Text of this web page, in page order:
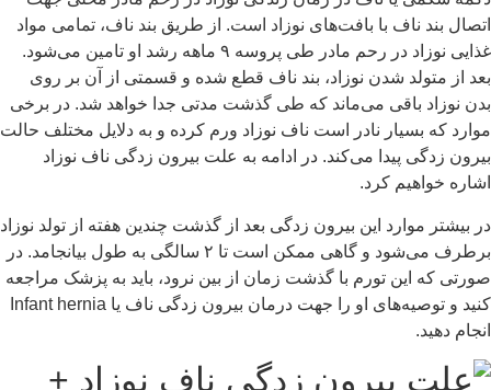
اتصال بند ناف با بافت‌های نوزاد است. از طریق بند ناف، تمامی مواد
غذایی نوزاد در رحم مادر طی پروسه ۹ ماهه رشد او تامین می‌شود.
بعد از متولد شدن نوزاد، بند ناف قطع شده و قسمتی از آن بر روی
بدن نوزاد باقی می‌ماند که طی گذشت مدتی جدا خواهد شد. در برخی
موارد که بسیار نادر است ناف نوزاد ورم‌ کرده و به دلایل مختلف حالت
بیرون ‌زدگی پیدا می‌کند. در ادامه به علت بیرون زدگی ناف نوزاد
اشاره خواهیم کرد.
در بیشتر موارد این بیرون زدگی بعد از گذشت چندین هفته از تولد نوزاد
برطرف می‌شود و گاهی ممکن است تا ۲ سالگی به طول بیانجامد. در
صورتی که این تورم با گذشت زمان از بین نرود، باید به پزشک مراجعه
کنید و توصیه‌های او را جهت درمان بیرون‌ زدگی ناف یا Infant hernia
انجام دهید.